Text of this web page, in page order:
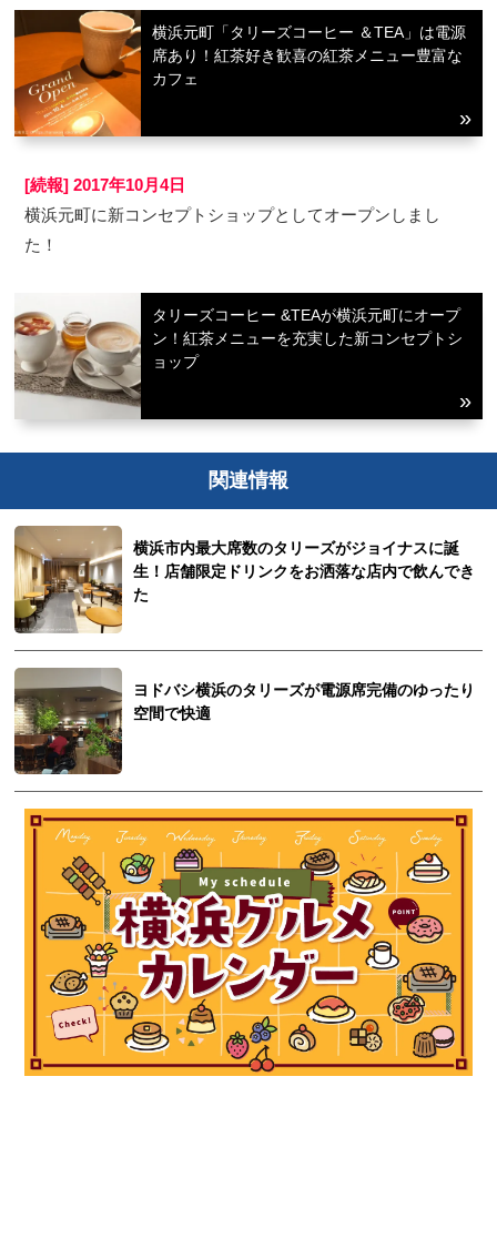
横浜元町「タリーズコーヒー ＆TEA」は電源
席あり！紅茶好き歓喜の紅茶メニュー豊富な
カフェ
[続報] 2017年10月4日
横浜元町に新コンセプトショップとしてオープンしまし
た！
タリーズコーヒー &TEAが横浜元町にオープ
ン！紅茶メニューを充実した新コンセプトシ
ョップ
関連情報
横浜市内最大席数のタリーズがジョイナスに誕
生！店舗限定ドリンクをお洒落な店内で飲んでき
た
ヨドバシ横浜のタリーズが電源席完備のゆったり
空間で快適